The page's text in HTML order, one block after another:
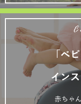
「ベ
イン
赤ちゃ